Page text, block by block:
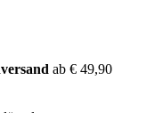
ab € 49,90